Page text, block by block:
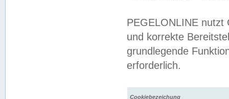
PEGELONLINE nutzt
und korrekte
grundlegende
erforderlich.
Cookiebezeichung